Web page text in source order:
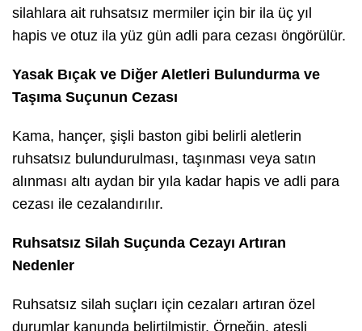
silahlara ait ruhsatsız mermiler için bir ila üç yıl
hapis ve otuz ila yüz gün adli para cezası öngörülür.
Yasak Bıçak ve Diğer Aletleri Bulundurma ve
Taşıma Suçunun Cezası
Kama, hançer, şişli baston gibi belirli aletlerin
ruhsatsız bulundurulması, taşınması veya satın
alınması altı aydan bir yıla kadar hapis ve adli para
cezası ile cezalandırılır.
Ruhsatsız Silah Suçunda Cezayı Artıran
Nedenler
Ruhsatsız silah suçları için cezaları artıran özel
durumlar kanunda belirtilmiştir. Örneğin, ateşli